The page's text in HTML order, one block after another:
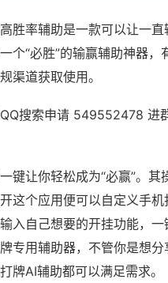
胜率辅助是一款可以让一直
个“必胜”的输赢辅助神器，
渠道获取使用。
搜索申请 549552478 进
键让你轻松成为“必赢”。其
这个应用便可以自定义手机
入自己想要的开挂功能，一
专用辅助器，不管你是想分
牌AI辅助都可以满足需求。